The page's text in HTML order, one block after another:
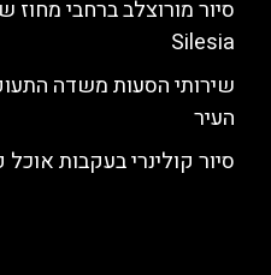
Silesia
שירותי הסעות משדה
העיר
סיור קולינרי בעקבות אוכל